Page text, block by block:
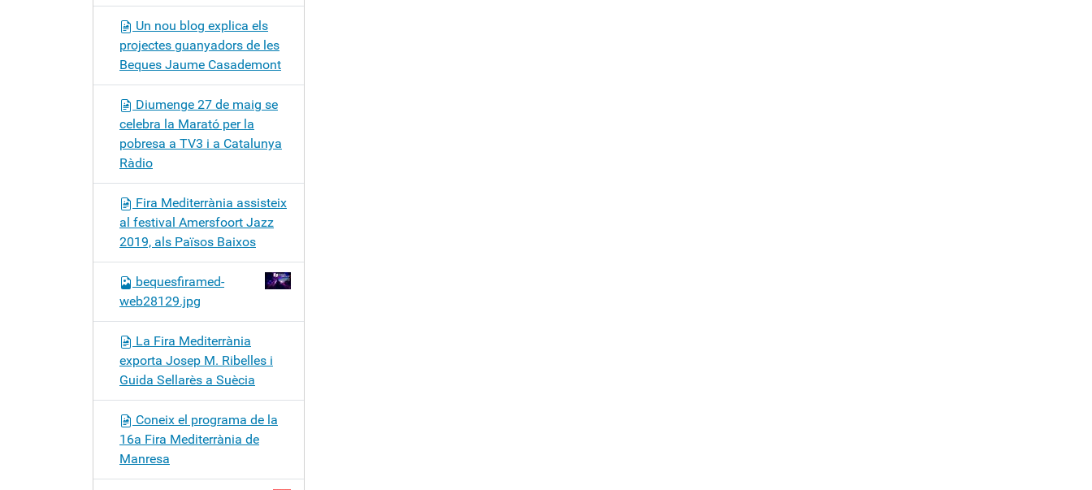
Un nou blog explica els
projectes guanyadors de les
Beques Jaume Casademont
Diumenge 27 de maig se
celebra la Marató per la
pobresa a TV3 i a Catalunya
Ràdio
Fira Mediterrània assisteix
al festival Amersfoort Jazz
2019, als Països Baixos
bequesfiramed-
web28129.jpg
La Fira Mediterrània
exporta Josep M. Ribelles i
Guida Sellarès a Suècia
Coneix el programa de la
16a Fira Mediterrània de
Manresa